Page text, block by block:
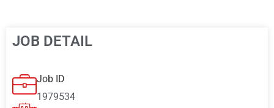
JOB DETAIL
Job ID
1979534